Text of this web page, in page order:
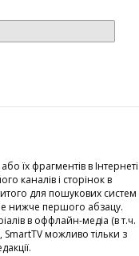
їх фрагментів в Інтернеті
каналів і сторінок в
для пошукових систем
нижче першого абзацу.
в оффлайн-медіа (в т.ч.
можливо тільки з